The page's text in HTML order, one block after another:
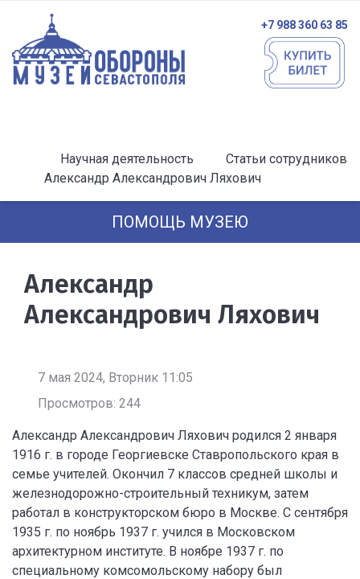
+7 988 360 63 85
Научная деятельность
Статьи сотрудников
Александр Александрович Ляхович
ПОМОЩЬ МУЗЕЮ
Александр
Александрович Ляхович
7 мая 2024, Вторник 11:05
Просмотров: 244
Александр Александрович Ляхович родился 2 января
1916 г. в городе Георгиевске Ставропольского края в
семье учителей. Окончил 7 классов средней школы и
железнодорожно-строительный техникум, затем
работал в конструкторском бюро в Москве. С сентября
1935 г. по ноябрь 1937 г. учился в Московском
архитектурном институте. В ноябре 1937 г. по
специальному комсомольскому набору был